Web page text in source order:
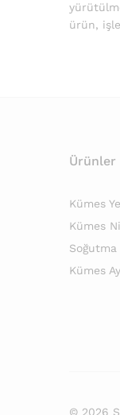
ürün,
Ürünler
Kümes
Kümes
Kümes
© 2026